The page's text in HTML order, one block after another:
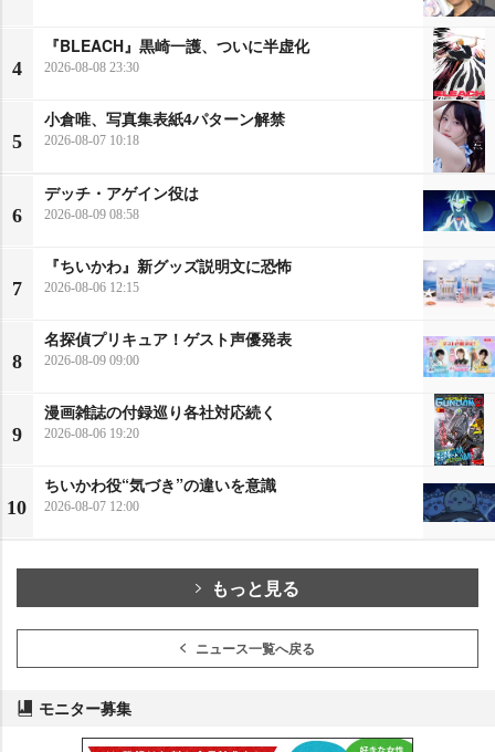
4
『BLEACH』黒崎一護、ついに半虚化
2026-08-08 23:30
5
小倉唯、写真集表紙4パターン解禁
2026-08-07 10:18
6
デッチ・アゲイン役は
2026-08-09 08:58
7
『ちいかわ』新グッズ説明文に恐怖
2026-08-06 12:15
8
名探偵プリキュア！ゲスト声優発表
2026-08-09 09:00
9
漫画雑誌の付録巡り各社対応続く
2026-08-06 19:20
10
ちいかわ役“気づき”の違いを意識
2026-08-07 12:00
もっと見る
ニュース一覧へ戻る
モニター募集